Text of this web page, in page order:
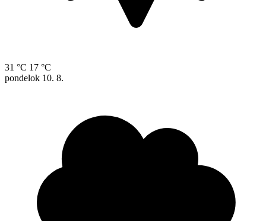
31 °C 17 °C
pondelok 10. 8.